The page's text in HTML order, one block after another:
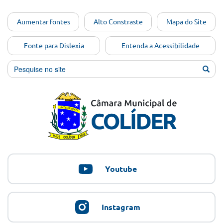
conteúdo
[Alt+1]
Ir para
o menu
[Alt+2]
[Alt+4]
Aumentar fontes Alto Constraste Mapa do Site
Fonte para Dislexia Entenda a Acessibilidade
Youtube
Instagram